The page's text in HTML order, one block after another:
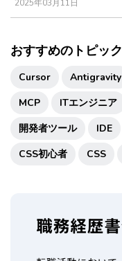
2025年03月11日
おすすめのトピック
Cursor Antigravity
MCP
ITエンジニア
開発者ツール
IDE
CSS初心者
CSS